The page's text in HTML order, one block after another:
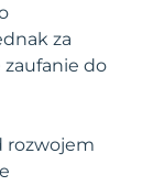
za
zaufanie do
rozwojem